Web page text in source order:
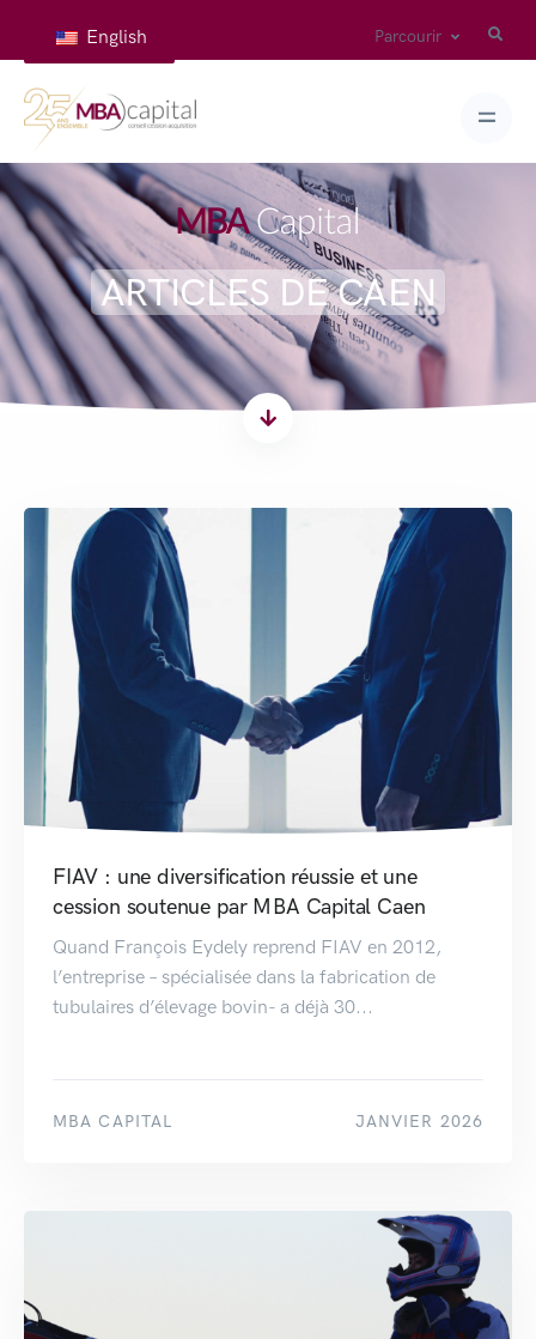
English Parcourir
ARTICLES DE CAEN
FIAV : une diversification réussie et une
cession soutenue par MBA Capital Caen
Quand François Eydely reprend FIAV en 2012,
l’entreprise – spécialisée dans la fabrication de
tubulaires d’élevage bovin- a déjà 30...
MBA CAPITAL JANVIER 2026